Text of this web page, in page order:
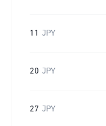
11 JPY
20 JPY
27 JPY